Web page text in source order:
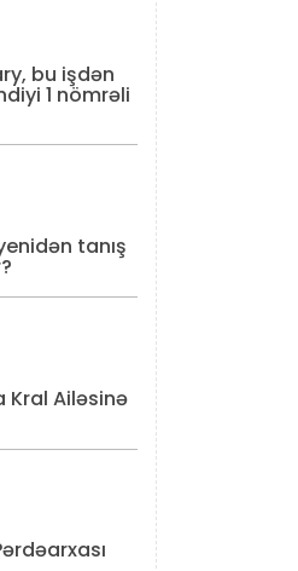
bu işdən
1 nömrəli
tanış
Kral Ailəsinə